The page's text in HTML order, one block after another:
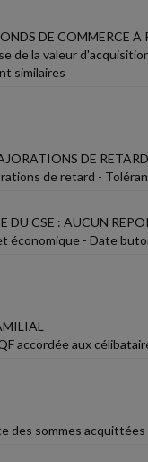
DE COMMERCE À
de la valeur
similaires
DE
de retard -
DU CSE : AUCUN
économique - Date
accordée aux
des sommes